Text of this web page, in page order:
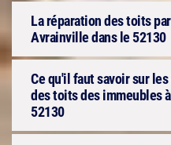
La réparation des toits
Avrainville dans le 52130
Ce qu'il faut savoir sur
des toits des immeubles
52130